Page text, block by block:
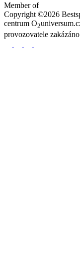
Member of
Copyright ©2026
centrum O2
provozovatele